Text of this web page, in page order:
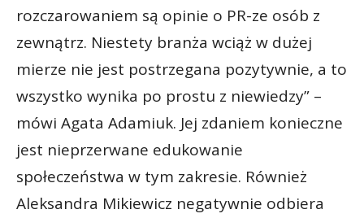
rozczarowaniem są opinie o PR-ze osób z
zewnątrz. Niestety branża wciąż w dużej
mierze nie jest postrzegana pozytywnie, a to
wszystko wynika po prostu z niewiedzy” –
mówi Agata Adamiuk. Jej zdaniem konieczne
jest nieprzerwane edukowanie
społeczeństwa w tym zakresie. Również
Aleksandra Mikiewicz negatywnie odbiera